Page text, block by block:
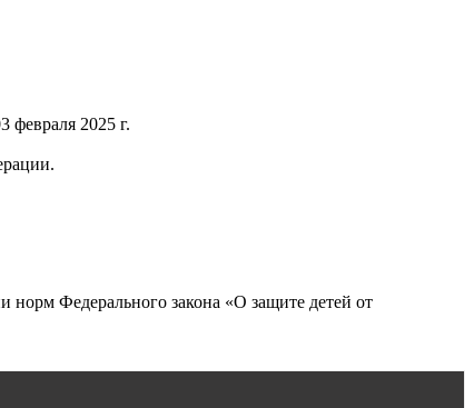
февраля 2025 г.
Федерального закона «О защите детей от